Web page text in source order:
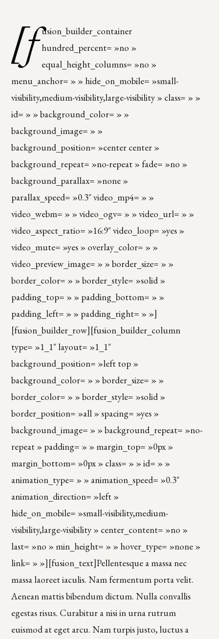
[f usion_builder_container
hundred_percent= »no »
equal_height_columns= »no »
menu_anchor= » » hide_on_mobile= »small-
visibility,medium-visibility,large-visibility » class= » »
id= » » background_color= » »
background_image= » »
background_position= »center center »
background_repeat= »no-repeat » fade= »no »
background_parallax= »none »
parallax_speed= »0.3″ video_mp4= » »
video_webm= » » video_ogv= » » video_url= » »
video_aspect_ratio= »16:9″ video_loop= »yes »
video_mute= »yes » overlay_color= » »
video_preview_image= » » border_size= » »
border_color= » » border_style= »solid »
padding_top= » » padding_bottom= » »
padding_left= » » padding_right= » »]
[fusion_builder_row][fusion_builder_column
type= »1_1″ layout= »1_1″
background_position= »left top »
background_color= » » border_size= » »
border_color= » » border_style= »solid »
border_position= »all » spacing= »yes »
background_image= » » background_repeat= »no-
repeat » padding= » » margin_top= »0px »
margin_bottom= »0px » class= » » id= » »
animation_type= » » animation_speed= »0.3″
animation_direction= »left »
hide_on_mobile= »small-visibility,medium-
visibility,large-visibility » center_content= »no »
last= »no » min_height= » » hover_type= »none »
link= » »][fusion_text]Pellentesque a massa nec
massa laoreet iaculis. Nam fermentum porta velit.
Aenean mattis bibendum dictum. Nulla convallis
egestas risus. Curabitur a nisi in urna rutrum
euismod at eget arcu. Nam turpis justo, luctus a